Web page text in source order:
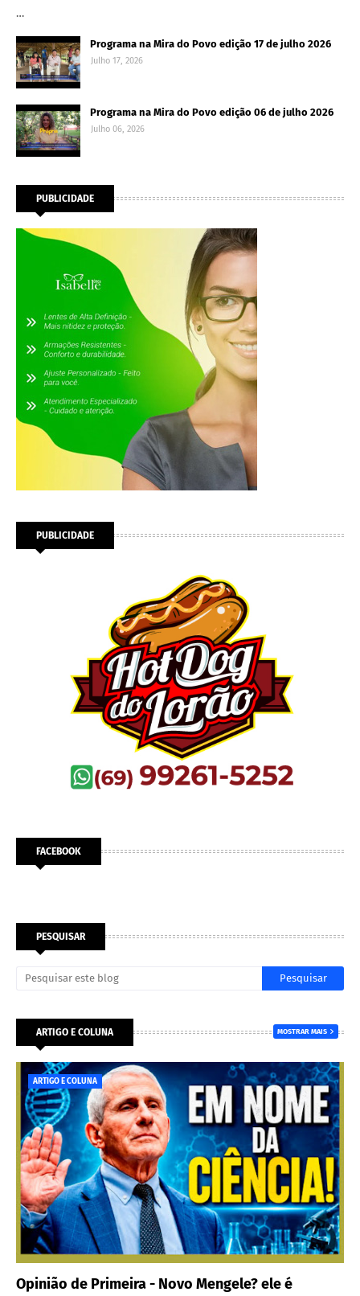
…
Programa na Mira do Povo edição 17 de julho 2026
Julho 17, 2026
Programa na Mira do Povo edição 06 de julho 2026
Julho 06, 2026
PUBLICIDADE
PUBLICIDADE
FACEBOOK
PESQUISAR
ARTIGO E COLUNA MOSTRAR MAIS
ARTIGO E COLUNA
Opinião de Primeira - Novo Mengele? ele é